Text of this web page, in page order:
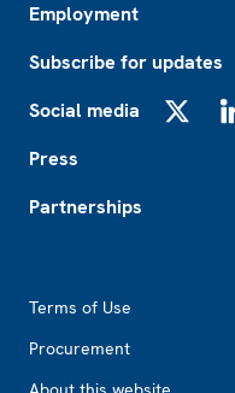
Employment
Subscribe for updates
Social media
Press
Partnerships
Terms of Use
Procurement